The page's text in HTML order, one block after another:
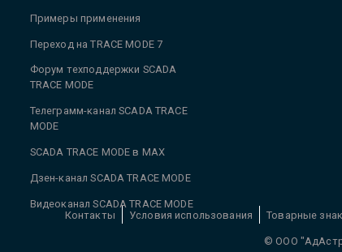
Примеры применения
Переход на TRACE MODE 7
Форум техподдержки SCADA
TRACE MODE
Телеграмм-канал SCADA TRACE
MODE
SCADA TRACE MODE в MAX
Дзен-канал SCADA TRACE MODE
Видеоканал SCADA TRACE MODE
Контакты Условия использования Товарные
© ООО